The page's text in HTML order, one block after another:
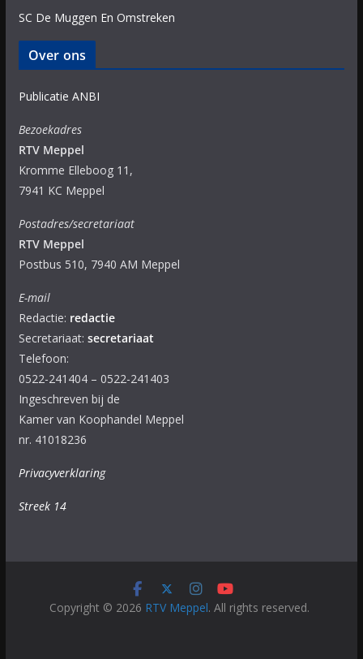
SC De Muggen En Omstreken
Over ons
Publicatie ANBI
Bezoekadres
RTV Meppel
Kromme Elleboog 11,
7941 KC Meppel
Postadres/secretariaat
RTV Meppel
Postbus 510, 7940 AM Meppel
E-mail
Redactie: redactie
Secretariaat: secretariaat
Telefoon:
0522-241404 – 0522-241403
Ingeschreven bij de
Kamer van Koophandel Meppel
nr. 41018236
Privacyverklaring
Streek 14
Copyright © 2026 RTV Meppel. All rights reserved.